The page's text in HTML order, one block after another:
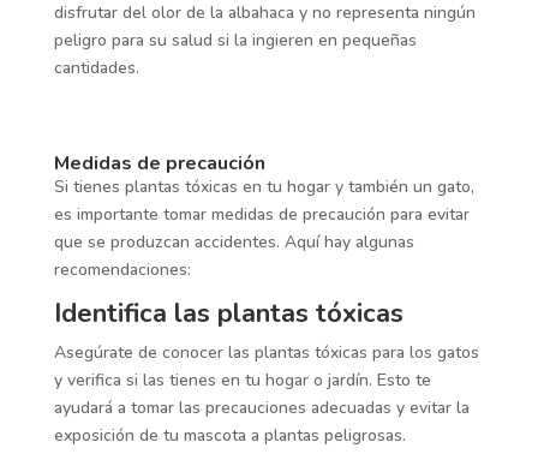
disfrutar del olor de la albahaca y no representa ningún
peligro para su salud si la ingieren en pequeñas
cantidades.
Medidas de precaución
Si tienes plantas tóxicas en tu hogar y también un gato,
es importante tomar medidas de precaución para evitar
que se produzcan accidentes. Aquí hay algunas
recomendaciones:
Identifica las plantas tóxicas
Asegúrate de conocer las plantas tóxicas para los gatos
y verifica si las tienes en tu hogar o jardín. Esto te
ayudará a tomar las precauciones adecuadas y evitar la
exposición de tu mascota a plantas peligrosas.